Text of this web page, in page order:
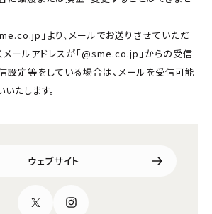
」より、メールでお送りさせていただ
メールアドレスが「@sme.co.jp」からの受信
設定等をしている場合は、メールを受信可能
たします。
ウェブサイト